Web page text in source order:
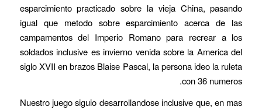
esparcimiento practicado sobre la vieja China, pasando
igual que metodo sobre esparcimiento acerca de las
campamentos del Imperio Romano para recrear a los
soldados inclusive es invierno venida sobre la America del
siglo XVII en brazos Blaise Pascal, la persona ideo la ruleta
con 36 numeros.
Nuestro juego siguio desarrollandose inclusive que, en mas